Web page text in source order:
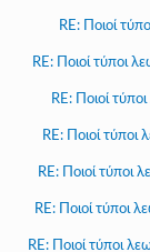
RE: Ποιοί
RE: Ποιοί τύποι
RE: Ποιοί
RE: Ποιοί
RE: Ποιοί τύποι
RE: Ποιοί τύποι
RE: Ποιοί τύποι